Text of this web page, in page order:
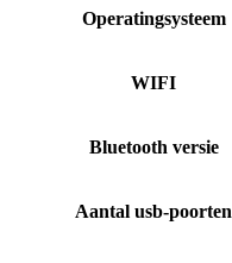
Operatingsysteem
WIFI
Bluetooth versie
Aantal usb-poorten